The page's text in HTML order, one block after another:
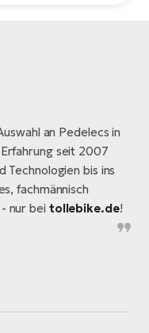
an Pedelecs in
seit 2007
Technologien bis ins
fachmännisch
nur bei tollebike.de!